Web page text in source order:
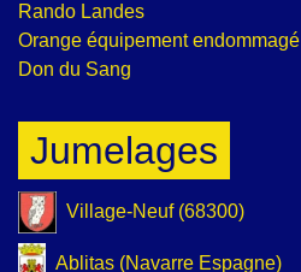
Rando Landes
Orange équipement endommagé
Don du Sang
Jumelages
Village-Neuf (68300)
Ablitas (Navarre Espagne)